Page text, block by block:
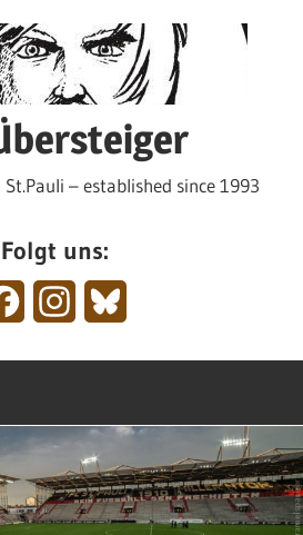
St.Pauli – established since 1993
Folgt uns:
FacebookInstagram